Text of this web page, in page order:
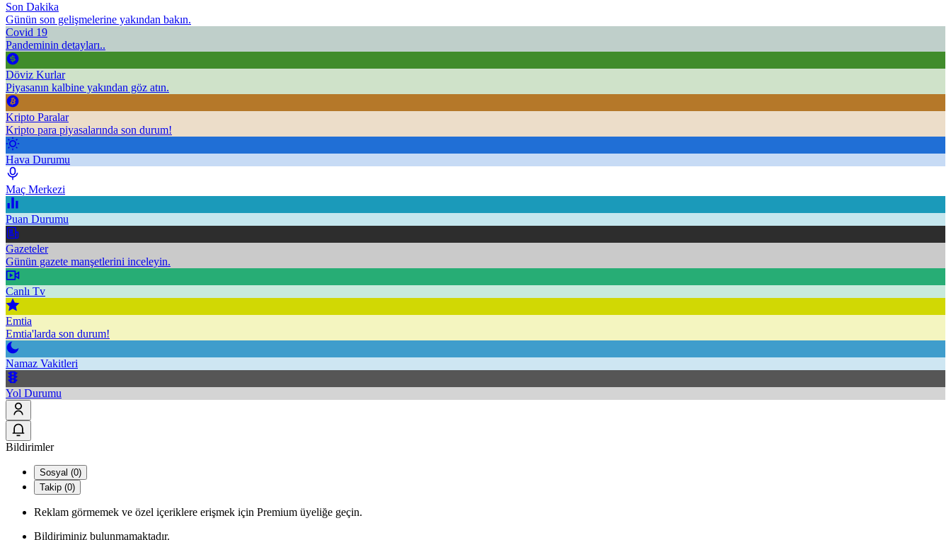
Son Dakika
Günün son gelişmelerine yakından bakın.
Covid 19
Pandeminin detayları..
Döviz Kurlar
Piyasanın kalbine yakından göz atın.
Kripto Paralar
Kripto para piyasalarında son durum!
Hava Durumu
Maç Merkezi
Puan Durumu
Gazeteler
Günün gazete manşetlerini inceleyin.
Canlı Tv
Emtia
Emtia'larda son durum!
Namaz Vakitleri
Yol Durumu
Bildirimler
Sosyal (0)
Takip (0)
Reklam görmemek ve özel içeriklere erişmek için Premium üyeliğe geçin.
Bildiriminiz bulunmamaktadır.